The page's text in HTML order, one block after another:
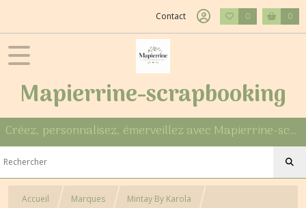
Contact 0 0
Mapierrine-scrapbooking
Créez, personnalisez, émerveillez avec Mapierrine-scrapbooking
Accueil Marques Mintay By Karola